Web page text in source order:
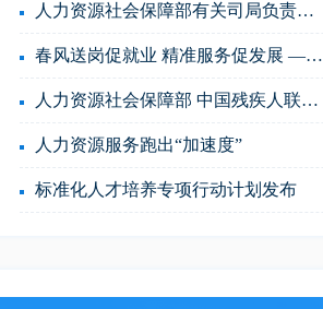
人力资源社会保障部有关司局负责同志解读新就业形态劳动者权益保障...
春风送岗促就业 精准服务促发展 —各地春风行动火热开展
人力资源社会保障部 中国残疾人联合会关于开展2024年就业援助月专...
人力资源服务跑出“加速度”
标准化人才培养专项行动计划发布